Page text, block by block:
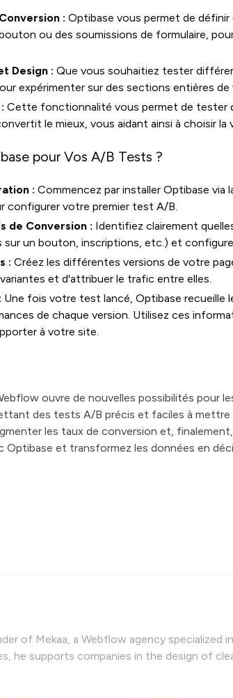
: Optibase vous permet de
ou des soumissions de formulaire,
Design : Que vous souhaitiez tester
expérimenter sur des sections entières
Cette fonctionnalité vous permet de tester
le mieux, vous aidant ainsi à choisir
pour Vos A/B Tests ?
: Commencez par installer Optibase via
configurer votre premier test A/B.
de Conversion : Identifiez clairement
sur un bouton, inscriptions, etc.) et
: Créez les différentes versions de votre
et d'attribuer le trafic entre elles.
Une fois votre test lancé, Optibase recueille
de chaque version. Utilisez ces
à votre site.
ouvre de nouvelles possibilités pour
des tests A/B précis et faciles à mettre
les taux de conversion et,
Optibase et transformez les données en
of Mekaa, a Webflow agency specialized
he supports companies in the design of